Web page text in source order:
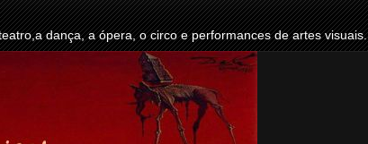
dança, a ópera, o circo e performances de artes visuais.